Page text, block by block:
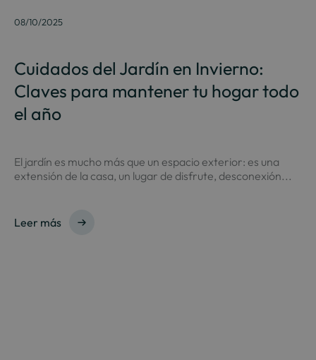
08/10/2025
Cuidados del Jardín en Invierno:
Claves para mantener tu hogar todo
el año
El jardín es mucho más que un espacio exterior: es una
extensión de la casa, un lugar de disfrute, desconexión...
Leer más